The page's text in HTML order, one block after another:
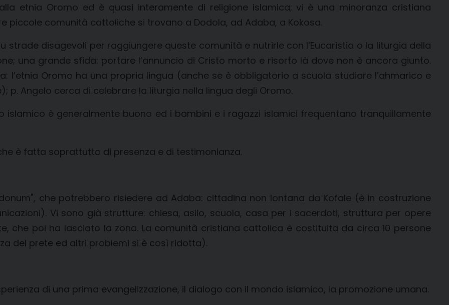
etnia Oromo ed è quasi interamente di religione islamica; vi è una minoranza cristiana
piccole comunità cattoliche si trovano a Dodola, ad Adaba, a Kokosa.
strade disagevoli per raggiungere queste comunità e nutrirle con l’Eucaristia o la liturgia della
una grande sfida: portare l’annuncio di Cristo morto e risorto là dove non è ancora giunto.
l’etnia Oromo ha una propria lingua (anche se è obbligatorio a scuola studiare l’ahmarico e
p. Angelo cerca di celebrare la liturgia nella lingua degli Oromo.
è generalmente buono ed i bambini e i ragazzi islamici frequentano tranquillamente
è fatta soprattutto di presenza e di testimonianza.
che potrebbero risiedere ad Adaba: cittadina non lontana da Kofale (è in costruzione
Vi sono già strutture: chiesa, asilo, scuola, casa per i sacerdoti, struttura per opere
che poi ha lasciato la zona. La comunità cristiana cattolica è costituita da circa 10 persone
del prete ed altri problemi si è così ridotta).
di una prima evangelizzazione, il dialogo con il mondo islamico, la promozione umana.